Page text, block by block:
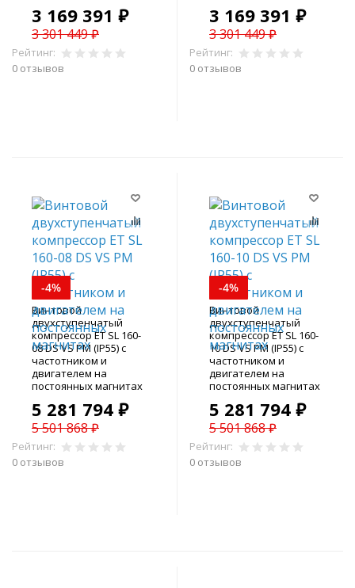
3 169 391 ₽
3 301 449 ₽
Рейтинг:
0 отзывов
3 169 391 ₽
3 301 449 ₽
Рейтинг:
0 отзывов
-4%
Винтовой
двухступенчатый
компрессор ET SL 160-
08 DS VS PM (IP55) с
частотником и
двигателем на
постоянных магнитах
5 281 794 ₽
5 501 868 ₽
Рейтинг:
0 отзывов
-4%
Винтовой
двухступенчатый
компрессор ET SL 160-
10 DS VS PM (IP55) с
частотником и
двигателем на
постоянных магнитах
5 281 794 ₽
5 501 868 ₽
Рейтинг:
0 отзывов